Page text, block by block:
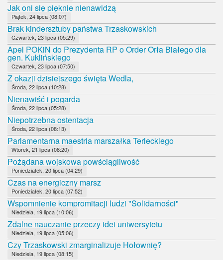
Jak oni się pięknie nienawidzą
Piątek, 24 lipca (08:07)
Brak kindersztuby państwa Trzaskowskich
Czwartek, 23 lipca (05:29)
Apel POKiN do Prezydenta RP o Order Orła Białego dla
gen. Kuklińskiego
Czwartek, 23 lipca (07:50)
Z okazji dzisiejszego święta Wedla,
Środa, 22 lipca (10:28)
Nienawiść i pogarda
Środa, 22 lipca (05:28)
Niepotrzebna ostentacja
Środa, 22 lipca (08:13)
Parlamentarna maestria marszałka Terleckiego
Wtorek, 21 lipca (08:20)
Pożądana wojskowa powściągliwość
Poniedziałek, 20 lipca (04:29)
Czas na energiczny marsz
Poniedziałek, 20 lipca (07:52)
Wspomnienie kompromitacji ludzi "Solidarności"
Niedziela, 19 lipca (10:06)
Zdalne nauczanie przeczy idei uniwersytetu
Niedziela, 19 lipca (05:06)
Czy Trzaskowski zmarginalizuje Hołownię?
Niedziela, 19 lipca (08:15)